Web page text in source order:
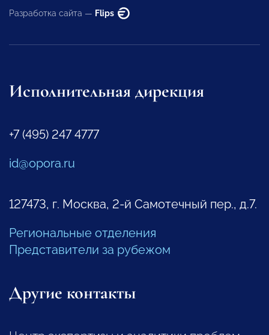
Разработка сайта — Flips
Исполнительная дирекция
+7 (495) 247 4777
id@opora.ru
127473, г. Москва, 2-й Самотечный пер., д.7.
Региональные отделения
Представители за рубежом
Другие контакты